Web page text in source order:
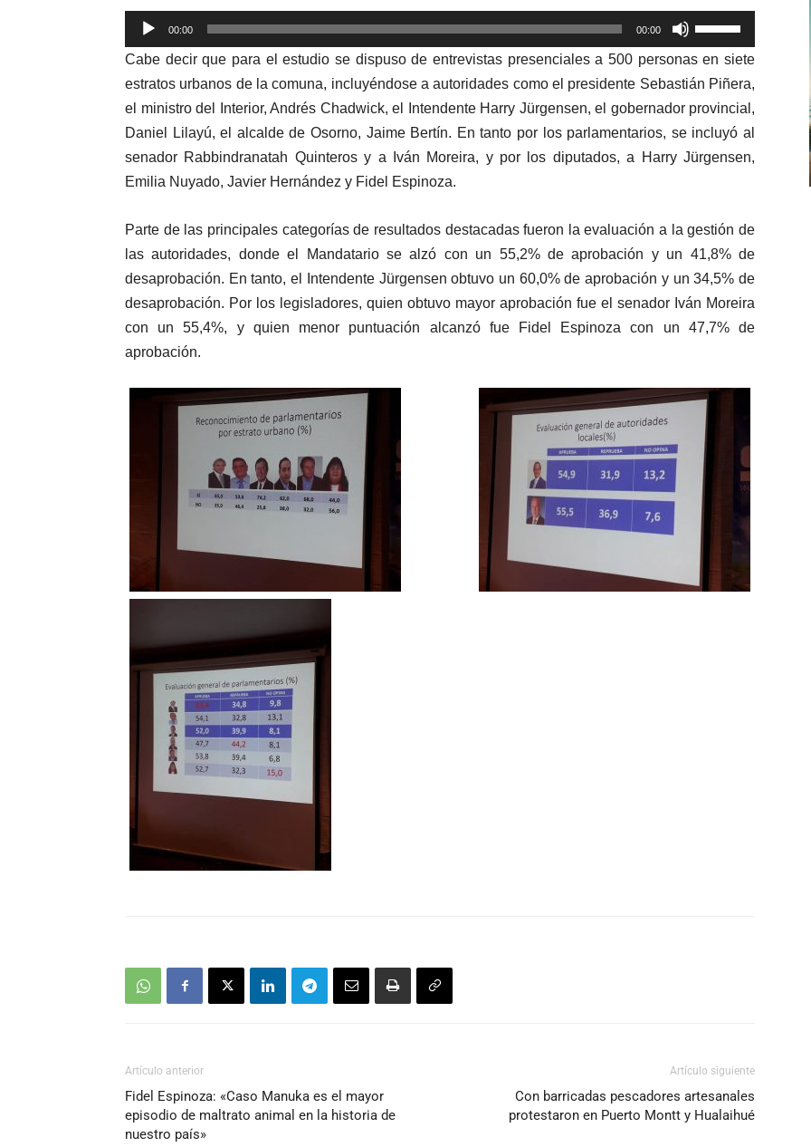
para
aumentar
o
disminuir
Reproductor
de
audio
00:00 00:00
las
teclas
de
flecha
arriba/abajo
para
disminuir
el
volumen.
Cabe decir que para el estudio se dispuso de entrevistas presenciales a 500 personas en siete
estratos urbanos de la comuna, incluyéndose a autoridades como el presidente Sebastián Piñera,
el ministro del Interior, Andrés Chadwick, el Intendente Harry Jürgensen, el gobernador provincial,
Daniel Lilayú, el alcalde de Osorno, Jaime Bertín. En tanto por los parlamentarios, se incluyó al
senador Rabbindranatah Quinteros y a Iván Moreira, y por los diputados, a Harry Jürgensen,
Emilia Nuyado, Javier Hernández y Fidel Espinoza.
Parte de las principales categorías de resultados destacadas fueron la evaluación a la gestión de
las autoridades, donde el Mandatario se alzó con un 55,2% de aprobación y un 41,8% de
desaprobación. En tanto, el Intendente Jürgensen obtuvo un 60,0% de aprobación y un 34,5% de
desaprobación. Por los legisladores, quien obtuvo mayor aprobación fue el senador Iván Moreira
con un 55,4%, y quien menor puntuación alcanzó fue Fidel Espinoza con un 47,7% de
aprobación.
Artículo anterior
Fidel Espinoza: «Caso Manuka es el mayor
episodio de maltrato animal en la historia de
nuestro país»
Artículo siguiente
Con barricadas pescadores artesanales
protestaron en Puerto Montt y Hualaihué